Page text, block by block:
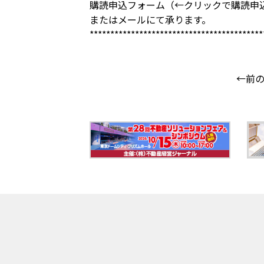
購読申込フォーム （←クリックで購読
またはメールにて承ります。
←前